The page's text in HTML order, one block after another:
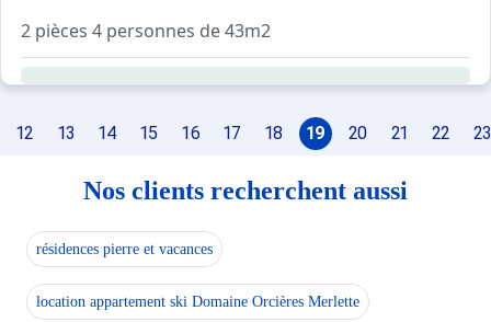
2 pièces 4 personnes de 43m2
Située à 50 mètres des pistes, cette résidence dispose
Séjour : canapé . TV.
Kitchenette : plaques inductions 3 feux, four,
Salle de bains : baignoire. lave linge . WC séparé.
12 13 14 15 16 17 18 19 20 21 22 23
Nos clients recherchent aussi
résidences pierre et vacances
location appartement ski Domaine Orcières Merlette